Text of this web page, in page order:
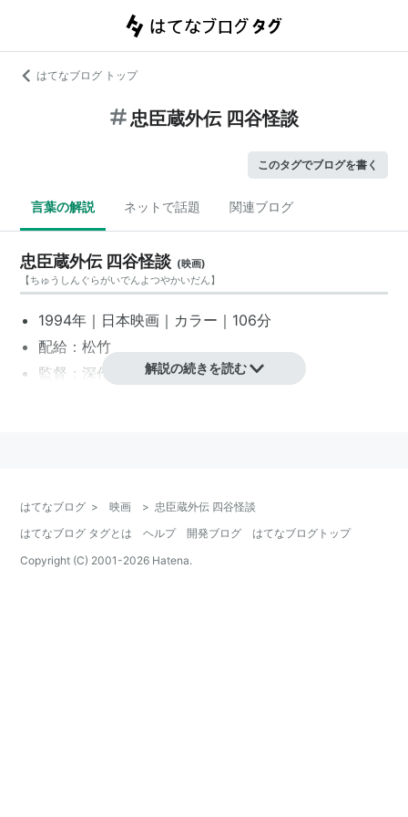
はてなブログ トップ
忠臣蔵外伝 四谷怪談
このタグでブログを書く
言葉の解説 ネットで話題 関連ブログ
忠臣蔵外伝 四谷怪談 (映画)
【ちゅうしんぐらがいでんよつやかいだん】
1994年｜ 日本映画 ｜カラー｜106分
配給：松竹
監督： 深作欣二
解説の続きを読む
はてなブログ > 映画 > 忠臣蔵外伝 四谷怪談
はてなブログ タグとは
ヘルプ 開発ブログ
はてなブログトップ
Copyright (C) 2001-2026 Hatena.